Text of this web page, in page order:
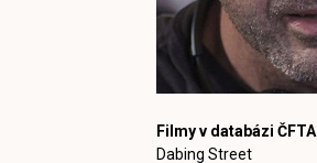
Filmy v databázi ČFTA
Dabing Street